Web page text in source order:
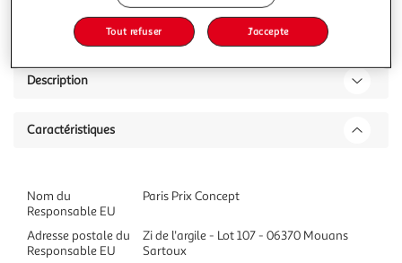
Description
Caractéristiques
Nom du
Responsable EU
Paris Prix Concept
Adresse postale du
Responsable EU
Zi de l'argile - Lot 107 - 06370 Mouans
Sartoux
Tout refuser J'accepte